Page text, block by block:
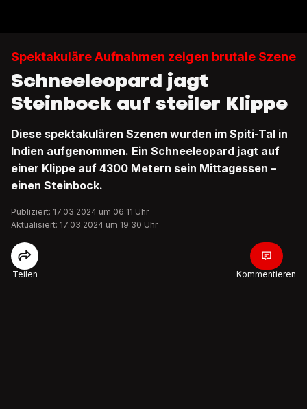
Spektakuläre Aufnahmen zeigen brutale Szene
Schneeleopard jagt
Steinbock auf steiler Klippe
Diese spektakulären Szenen wurden im Spiti-Tal in
Indien aufgenommen. Ein Schneeleopard jagt auf
einer Klippe auf 4300 Metern sein Mittagessen –
einen Steinbock.
Publiziert: 17.03.2024 um 06:11 Uhr
Aktualisiert: 17.03.2024 um 19:30 Uhr
Teilen Kommentieren